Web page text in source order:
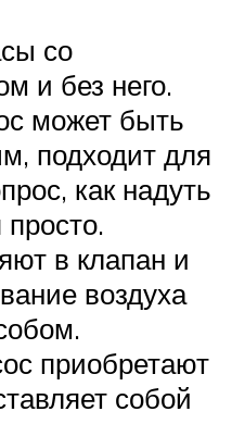
со
и без него.
может быть
подходит для
как надуть
в клапан и
воздуха
приобретают
собой